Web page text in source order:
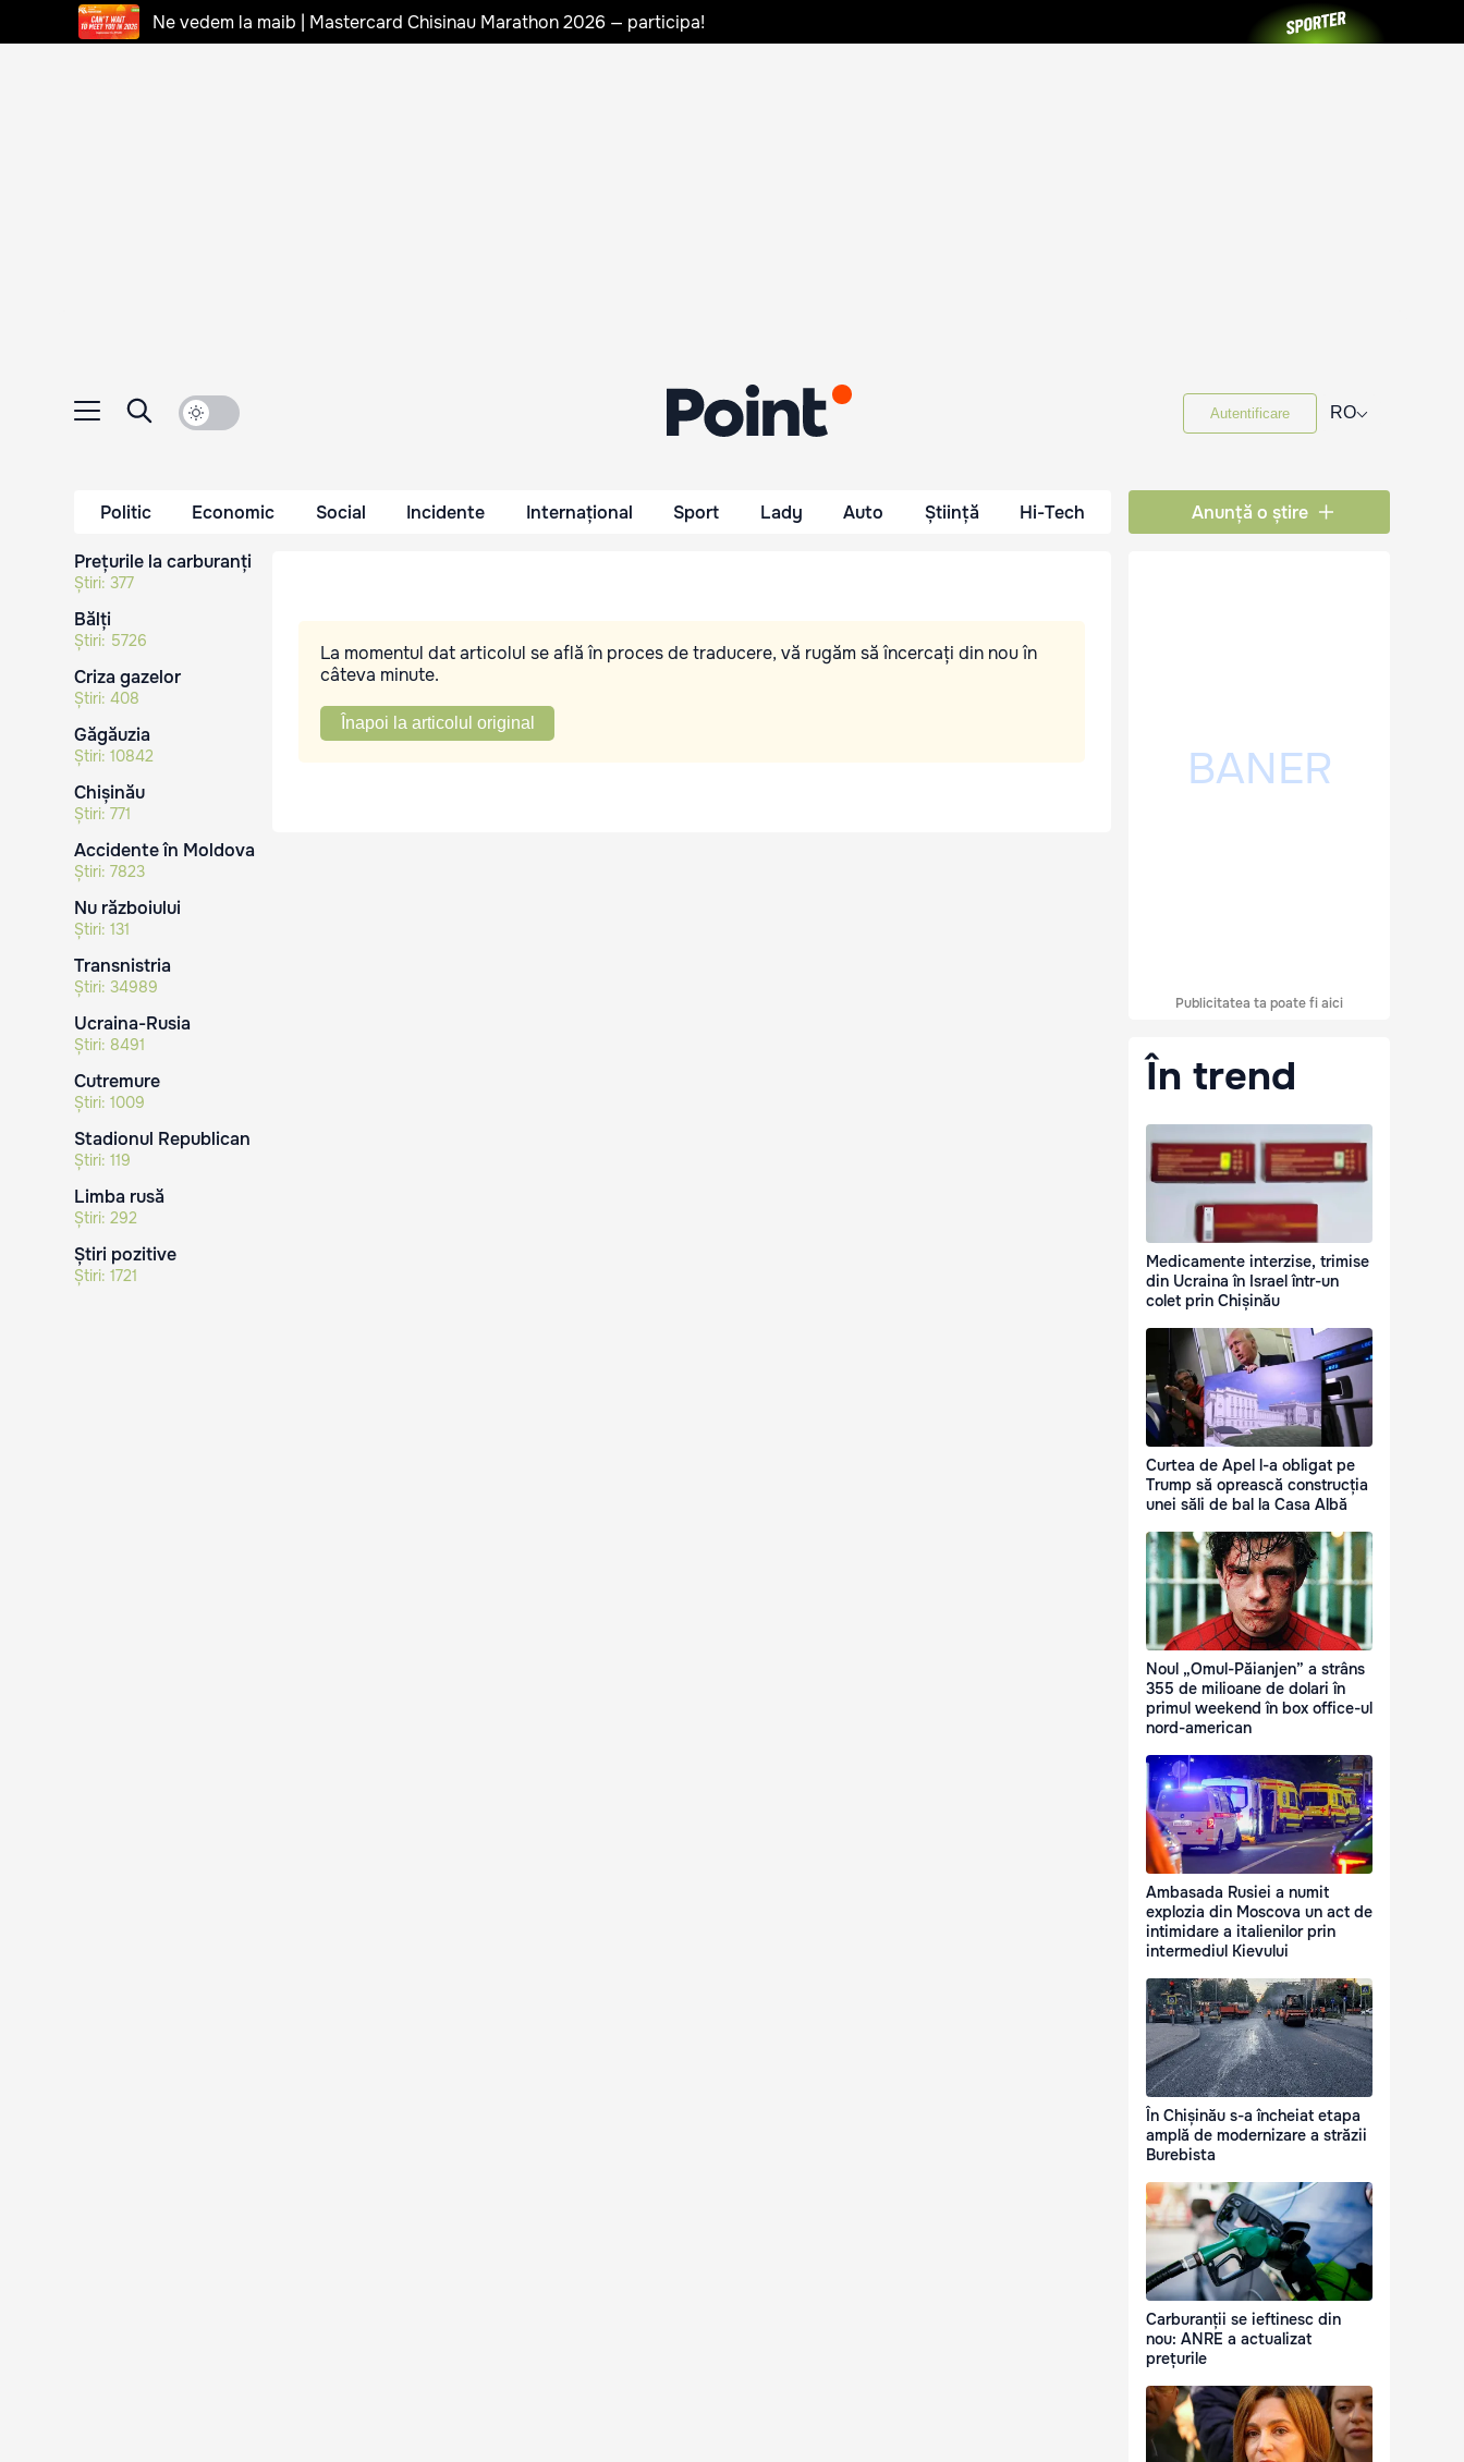
Ne vedem la maib | Mastercard Chisinau Marathon 2026 — participa!
Autentificare RO⌵
Politic Economic Social Incidente Internațional Sport Lady Auto Știință Hi-Tech Anunță o știre
Prețurile la carburanți
Știri: 377
Bălți
Știri: 5726
Criza gazelor
Știri: 408
Găgăuzia
Știri: 10842
Chișinău
Știri: 771
Accidente în Moldova
Știri: 7823
Nu războiului
Știri: 131
Transnistria
Știri: 34989
Ucraina-Rusia
Știri: 8491
Cutremure
Știri: 1009
Stadionul Republican
Știri: 119
Limba rusă
Știri: 292
Știri pozitive
Știri: 1721
La momentul dat articolul se află în proces de traducere, vă rugăm să încercați din nou în
câteva minute.
Înapoi la articolul original
Publicitatea ta poate fi aici
În trend
Medicamente interzise, trimise
din Ucraina în Israel într-un
colet prin Chișinău
Curtea de Apel l-a obligat pe
Trump să oprească construcția
unei săli de bal la Casa Albă
Noul „Omul-Păianjen” a strâns
355 de milioane de dolari în
primul weekend în box office-ul
nord-american
Ambasada Rusiei a numit
explozia din Moscova un act de
intimidare a italienilor prin
intermediul Kievului
În Chișinău s-a încheiat etapa
amplă de modernizare a străzii
Burebista
Carburanții se ieftinesc din
nou: ANRE a actualizat
prețurile